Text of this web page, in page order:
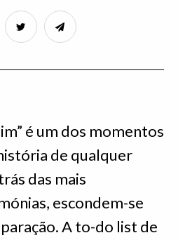
é um dos momentos
de qualquer
das mais
escondem-se
A to-do list de